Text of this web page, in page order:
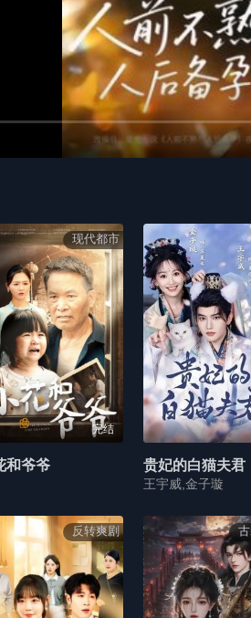
现代都市
完结
和爷爷 贵妃的白猫夫君
王宇威,金子璇
反转爽剧